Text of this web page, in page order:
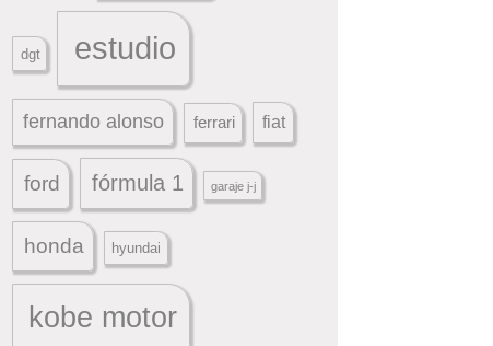
dgt estudio
fernando alonso ferrari fiat
ford fórmula 1 garaje j-j
honda hyundai
kobe motor